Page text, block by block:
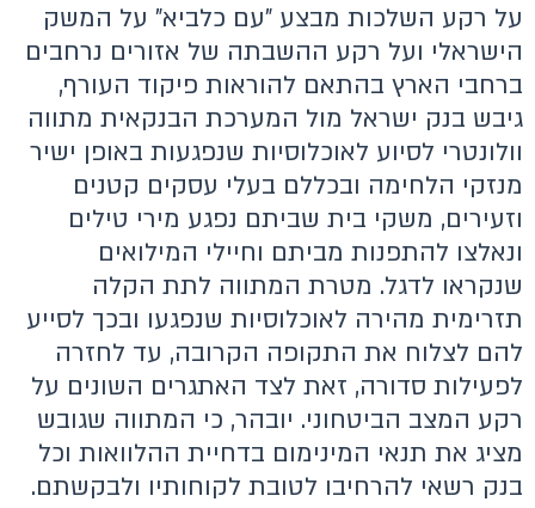
על רקע השלכות מבצע "עם כלביא" על המשק
הישראלי ועל רקע ההשבתה של אזורים נרחבים
ברחבי הארץ בהתאם להוראות פיקוד העורף,
גיבש בנק ישראל מול המערכת הבנקאית מתווה
וולונטרי לסיוע לאוכלוסיות שנפגעות באופן ישיר
מנזקי הלחימה ובכללם בעלי עסקים קטנים
וזעירים, משקי בית שביתם נפגע מירי טילים
ונאלצו להתפנות מביתם וחיילי המילואים
שנקראו לדגל. מטרת המתווה לתת הקלה
תזרימית מהירה לאוכלוסיות שנפגעו ובכך לסייע
להם לצלוח את התקופה הקרובה, עד לחזרה
לפעילות סדורה, זאת לצד האתגרים השונים על
רקע המצב הביטחוני. יובהר, כי המתווה שגובש
מציג את תנאי המינימום בדחיית ההלוואות וכל
בנק רשאי להרחיבו לטובת לקוחותיו ולבקשתם.